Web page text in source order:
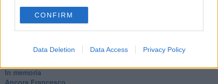
CONFIRM
Data Deletion Data Access Privacy Policy
Paolo Rossi
Maradona
​Ancora Covid
In memoria
​Ancora Francesco